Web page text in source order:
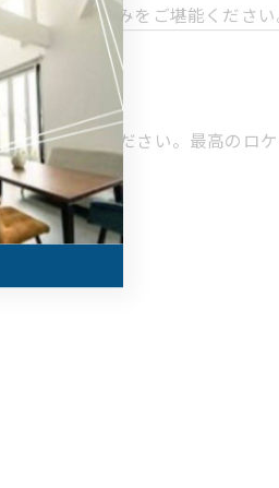
で地元の恵みをご堪能ください
れてみてください。最高のロ